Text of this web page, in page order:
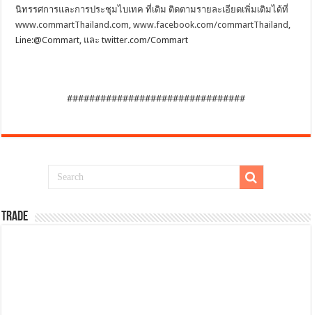
นิทรรศการและการประชุมไบเทค ที่เดิม ติดตามรายละเอียดเพิ่มเติมได้ที่
www.commartThailand.com ,www.facebook.com/commartThailand
Line:@Commart, และ twitter.com/Commart
################################
TRADE